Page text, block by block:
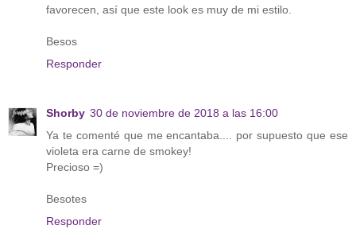
favorecen, así que este look es muy de mi estilo.
Besos
Responder
Shorby 30 de noviembre de 2018 a las 16:00
Ya te comenté que me encantaba.... por supuesto que ese
violeta era carne de smokey!
Precioso =)
Besotes
Responder